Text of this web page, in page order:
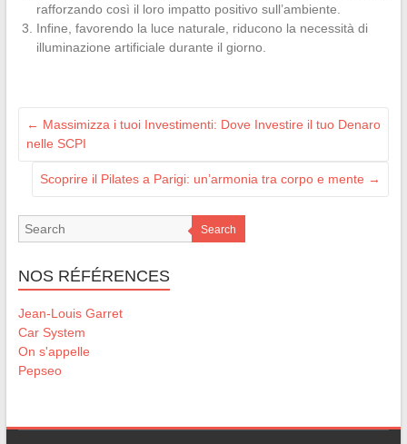
rafforzando così il loro impatto positivo sull’ambiente.
Infine, favorendo la luce naturale, riducono la necessità di
illuminazione artificiale durante il giorno.
← Massimizza i tuoi Investimenti: Dove Investire il tuo Denaro
nelle SCPI
Scoprire il Pilates a Parigi: un’armonia tra corpo e mente →
Search
NOS RÉFÉRENCES
Jean-Louis Garret
Car System
On s'appelle
Pepseo